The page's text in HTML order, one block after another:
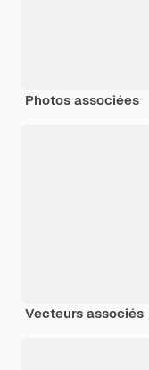
Photos associées
Vecteurs associés